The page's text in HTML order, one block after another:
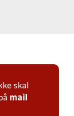
skal
mail